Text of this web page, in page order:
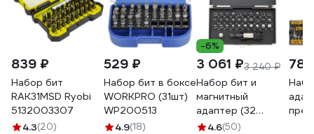
839 ₽
Набор бит
RAK31MSD Ryobi
5132003307
4.3(20)
529 ₽
Набор бит в боксе
WORKPRO (31шт)
WP200513
4.9(18)
-6%
3 061 ₽3 240 ₽
Набор бит и
магнитный
адаптер (32
предмета) GROSS
4.6(50)